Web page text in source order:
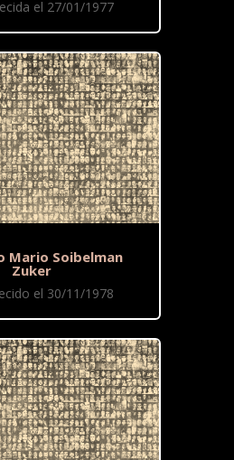
el 27/01/1977
Mario Soibelman
Zuker
el 30/11/1978